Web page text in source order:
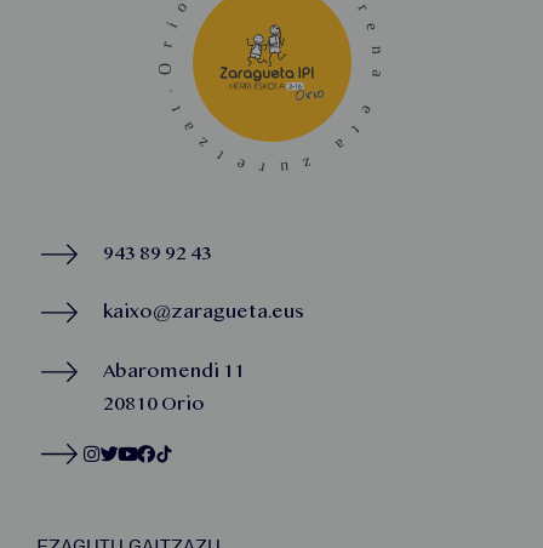
943 89 92 43
kaixo@zaragueta.eus
Abaromendi 11
20810 Orio